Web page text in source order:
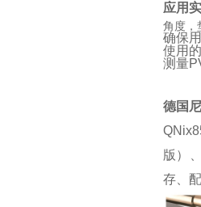
应用
角度，
确保
使用
测量
德国
版）
存、